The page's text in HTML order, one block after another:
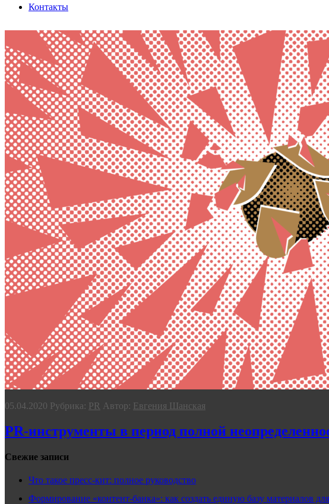
Контакты
05.04.2020 Рубрика: PR Автор: Евгения Шанская
PR-инструменты в период полной
Свежие записи
Что такое пресс‑кит: полное руководство
Формирование «контент‑банка»: как создать единую базу материалов